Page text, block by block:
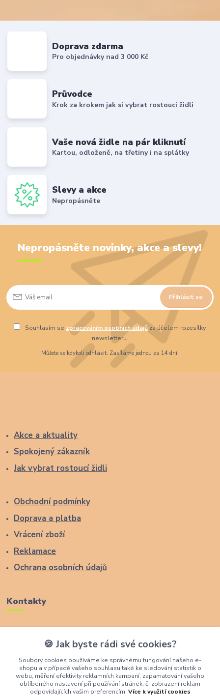
Doprava zdarma
Pro objednávky nad 3 000 Kč
Průvodce
Krok za krokem jak si vybrat rostoucí židli
Vaše nová židle na pár kliknutí
Kartou, odloženě, na třetiny i na splátky
Slevy a akce
Nepropásněte
Nepropásněte novinky, akce a slevy!
Přihlásit se
Souhlasím se zpracováním osobních údajů za účelem rozesílky
newsletteru.
Můžete se kdykoli odhlásit. Zasíláme jednou za 14 dní.
Akce a aktuality
Spokojený zákazník
Jak vybrat rostoucí židli
Obchodní podmínky
Doprava a platba
Vrácení zboží
Reklamace
Ochrana osobních údajů
Kontakty
+420 774 291 043
info@rostouci-zidle.cz
🍪 Jak byste rádi své cookies?
Soubory cookies používáme ke správnému fungování našeho e-
shopu a v případě vašeho souhlasu také ke sledování statistik o
webu, měření efektivity reklamních kampaní, zapamatování vašeho
oblíbeného nastavení při používání stránek, či zobrazení reklam
odpovídajících vašim preferencím. Více k využití cookies